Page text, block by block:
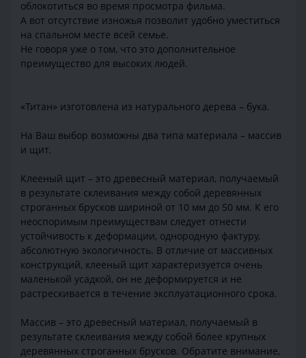
облокотиться во время просмотра фильма.
А вот отсутствие изножья позволит удобно уместиться
на спальном месте всей семье.
Не говоря уже о том, что это дополнительное
преимущество для высоких людей.
«Титан» изготовлена из натурального дерева – бука.
На Ваш выбор возможны два типа материала – массив
и щит.
Клееный щит – это древесный материал, получаемый
в результате склеивания между собой деревянных
строганных брусков шириной от 10 мм до 50 мм. К его
неоспоримым преимуществам следует отнести
устойчивость к деформации, однородную фактуру,
абсолютную экологичность. В отличие от массивных
конструкций, клееный щит характеризуется очень
маленькой усадкой, он не деформируется и не
растрескивается в течение эксплуатационного срока.
Массив – это древесный материал, получаемый в
результате склеивания между собой более крупных
деревянных строганных брусков. Обратите внимание,